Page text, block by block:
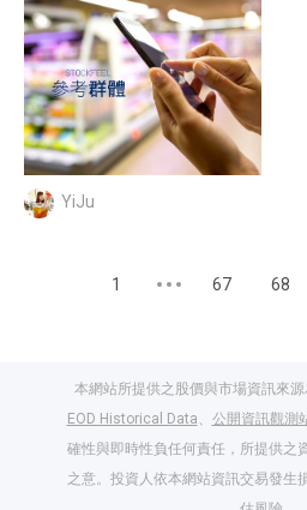
YiJu
1 67 68
本網站所提供之股價與市場資訊來源
EOD Historical Data、 公開資訊觀測
確性與即時性負任何責任，所提供之
之意。投資人依本網站資訊交易發生